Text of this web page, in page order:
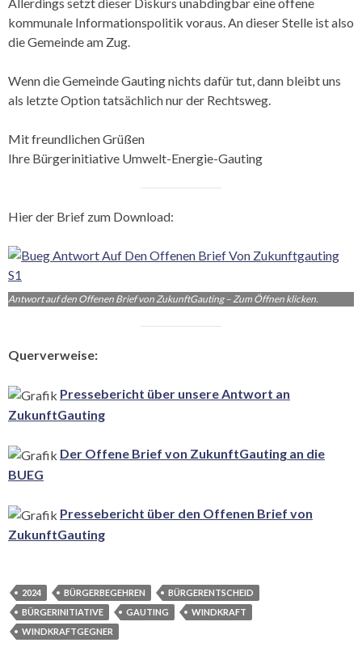
kommunale Informationspolitik voraus. An dieser Stelle ist also
die Gemeinde am Zug.
Wenn die Gemeinde Gauting nichts dafür tut, dann bleibt uns
als letzte Option tatsächlich nur der Rechtsweg.
Mit freundlichen Grüßen
Ihre Bürgerinitiative Umwelt-Energie-Gauting
Hier der Brief zum Download:
Antwort auf den Offenen Brief von ZukunftGauting – Zum Öffnen klicken.
Querverweise:
Pressebericht über unsere Antwort an
ZukunftGauting
Der Offene Brief von ZukunftGauting an die
BUEG
Pressebericht über den Offenen Brief von
ZukunftGauting
2024 BÜRGERBEGEHREN
BÜRGERENTSCHEID
BÜRGERINITIATIVE
GAUTING
WINDKRAFT
WINDKRAFTGEGNER